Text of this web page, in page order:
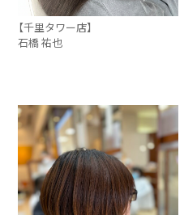
【千里タワー店】
石橋 祐也